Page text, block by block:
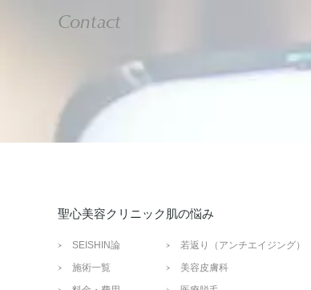
Contact
聖心美容クリニック
SEISHIN論
施術一覧
肌の悩み
若返り（アンチエイジング）
美容皮膚科